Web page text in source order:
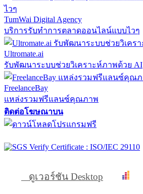
TumWai Digital Agency
บริการรับทำการตลาดออนไลน์แบบไวๆ
Ultromate.ai
รับพัฒนาระบบช่วยวิเคราะห์ภาพด้วย AI
FreelanceBay
แหล่งรวมฟรีแลนซ์คุณภาพ
ติดต่อโฆษณาบน
ดูเวอร์ชัน Desktop